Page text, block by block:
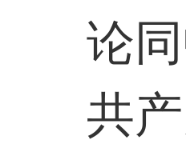
论
共